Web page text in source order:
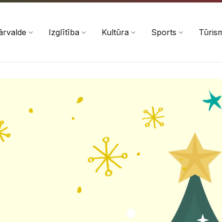
Izglītība Kultūra Sports